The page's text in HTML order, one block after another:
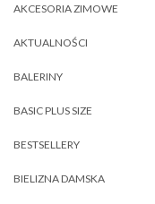
AKCESORIA ZIMOWE
AKTUALNOŚCI
BALERINY
BASIC PLUS SIZE
BESTSELLERY
BIELIZNA DAMSKA